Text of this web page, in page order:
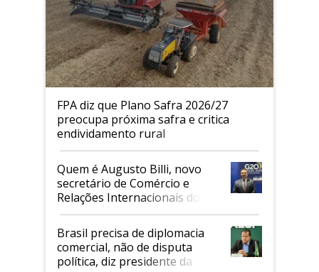
FPA diz que Plano Safra 2026/27
preocupa próxima safra e critica
endividamento rural
Quem é Augusto Billi, novo
secretário de Comércio e
Relações Internacionais do
Mapa
Brasil precisa de diplomacia
comercial, não de disputa
política, diz presidente da